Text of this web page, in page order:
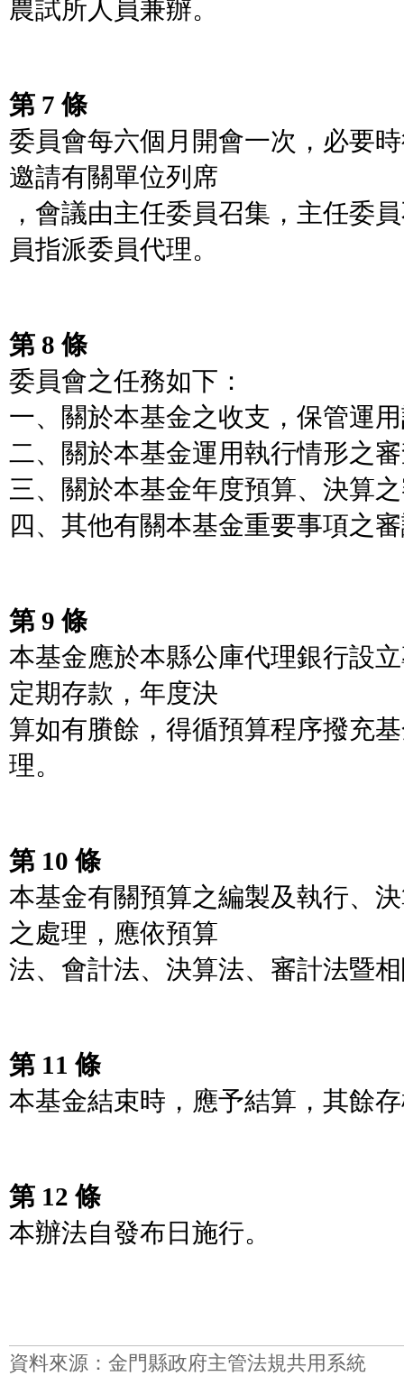
農試所人員兼辦。
第 7 條
委員會每六個月開會一次，必要
邀請有關單位列席
，會議由主任委員召集，主任委
員指派委員代理。
第 8 條
委員會之任務如下：
一、關於本基金之收支，保管運
二、關於本基金運用執行情形之
三、關於本基金年度預算、決算
四、其他有關本基金重要事項之
第 9 條
本基金應於本縣公庫代理銀行設
定期存款，年度決
算如有賸餘，得循預算程序撥充
理。
第 10 條
本基金有關預算之編製及執行、
之處理，應依預算
法、會計法、決算法、審計法暨
第 11 條
本基金結束時，應予結算，其餘
第 12 條
本辦法自發布日施行。
資料來源：金門縣政府主管法規共用系統